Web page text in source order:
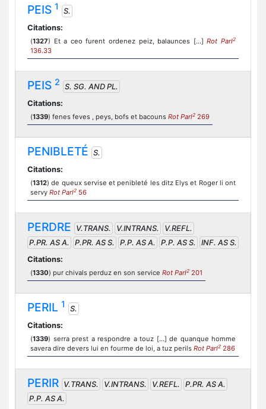
PEIS 1
S.
Citations:
(1327) Et a ceo furent ordenez peiz, balaunces [...]Rot Parl2
136.33
PEIS 2 S. SG. AND PL.
Citations:
(1339) fenes feves , peys, bofs et bacouns Rot Parl2 269
PENIBLETÉ S.
Citations:
(1312) de queux servise et penibleté les ditz Elys et Roger li ont
servy Rot Parl2 56
PERDRE V.TRANS. V.INTRANS.
V.REFL.
P.PR. AS A.
P.PR. AS S. P.P. AS A. P.P. AS S.
INF. AS S.
Citations:
(1330) pur chivals perduz en son service Rot Parl2 201
PERIL 1
S.
Citations:
(1339) serra prest a respondre a touz […] de quanque homme
savera dire devers lui en fourme de loi, a tuz perils Rot Parl2 286
PERIR V.TRANS. V.INTRANS. V.REFL.
P.PR. AS A.
P.P. AS A.